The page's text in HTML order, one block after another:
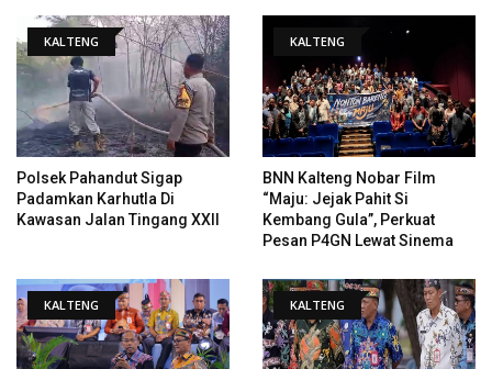
KALTENG
Polsek Pahandut Sigap
Padamkan Karhutla Di
Kawasan Jalan Tingang XXII
KALTENG
BNN Kalteng Nobar Film
“Maju: Jejak Pahit Si
Kembang Gula”, Perkuat
Pesan P4GN Lewat Sinema
KALTENG KALTENG